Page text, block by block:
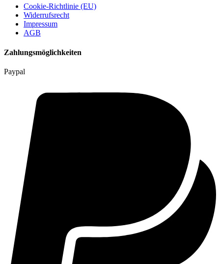
Cookie-Richtlinie (EU)
Widerrufsrecht
Impressum
AGB
Zahlungsmöglichkeiten
Paypal